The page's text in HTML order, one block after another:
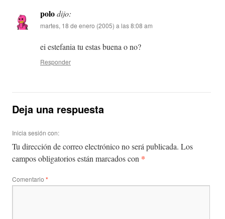
polodijo:
martes, 18 de enero (2005) a las 8:08 am
ei estefania tu estas buena o no?
Responder
Deja una respuesta
Inicia sesión con:
Tu dirección de correo electrónico no será publicada. Los
campos obligatorios están marcados con *
Comentario *